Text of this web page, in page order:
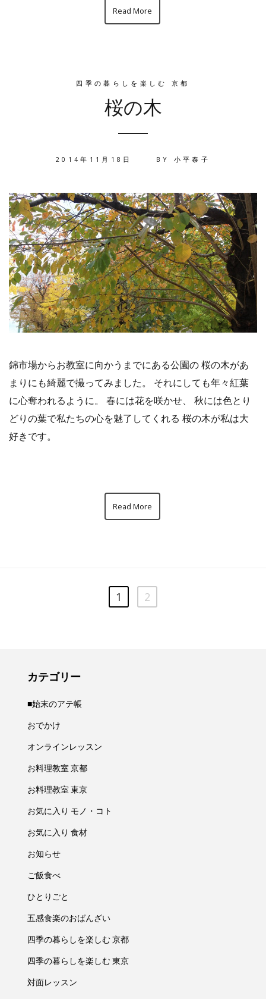
Read More
四季の暮らしを楽しむ 京都
桜の木
2014年11月18日 BY 小平泰子
錦市場からお教室に向かうまでにある公園の 桜の木があ
まりにも綺麗で撮ってみました。 それにしても年々紅葉
に心奪われるように。 春には花を咲かせ、 秋には色とり
どりの葉で私たちの心を魅了してくれる 桜の木が私は大
好きです。
Read More
1 2
カテゴリー
■始末のアテ帳
おでかけ
オンラインレッスン
お料理教室 京都
お料理教室 東京
お気に入り モノ・コト
お気に入り 食材
お知らせ
ご飯食べ
ひとりごと
五感食楽のおばんざい
四季の暮らしを楽しむ 京都
四季の暮らしを楽しむ 東京
対面レッスン